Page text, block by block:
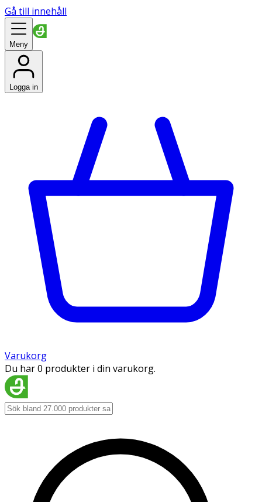
Gå till innehåll
Meny
Logga in
Varukorg
Du har 0 produkter i din varukorg.